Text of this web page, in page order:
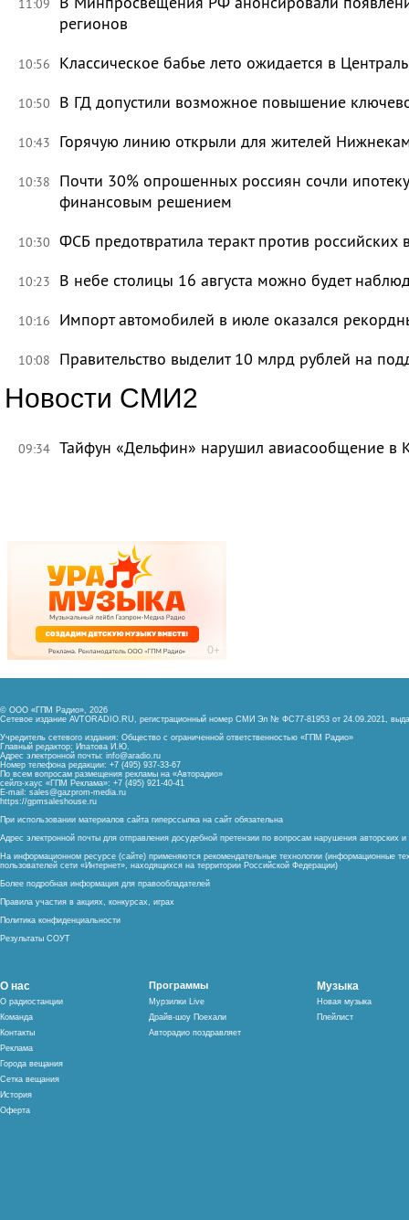
регионов
10:56 Классическое бабье лето ожидается в
10:50 В ГД допустили возможное повышение
10:43 Горячую линию открыли для жителей
10:38
Почти 30% опрошенных россиян сочли
финансовым решением
10:30 ФСБ предотвратила теракт против
10:23 В небе столицы 16 августа можно будет
10:16 Импорт автомобилей в июле оказался
10:08 Правительство выделит 10 млрд рублей на
Новости СМИ2
09:34 Тайфун «Дельфин» нарушил авиасообщение в
© ООО «ГПМ Радио», 2026
Сетевое издание AVTORADIO.RU, регистрационный номер СМИ Эл № ФС77-81953 от 24.09.2021,
Учредитель сетевого издания: Общество с ограниченной ответственностью «ГПМ Радио»
Главный редактор: Ипатова И.Ю.
Адрес электронной почты: info@aradio.ru
Номер телефона редакции: +7 (495) 937-33-67
По всем вопросам размещения рекламы на «Авторадио»
сейлз-хаус «ГПМ Реклама»: +7 (495) 921-40-41
E-mail: sales@gazprom-media.ru
https://gpmsaleshouse.ru
При использовании материалов сайта гиперссылка на сайт обязательна
Адрес электронной почты для отправления досудебной претензии по вопросам нарушения авторских
На информационном ресурсе (сайте) применяются рекомендательные технологии (информационные
пользователей сети «Интернет», находящихся на территории Российской Федерации)
Более подробная информация для правообладателей
Правила участия в акциях, конкурсах, играх
Политика конфиденциальности
Результаты СОУТ
О нас
О радиостанции
Команда
Контакты
Реклама
Города вещания
Сетка вещания
История
Оферта
Программы
Мурзилки Live
Драйв-шоу Поехали
Авторадио поздравляет
Музыка
Новая музыка
Плейлист